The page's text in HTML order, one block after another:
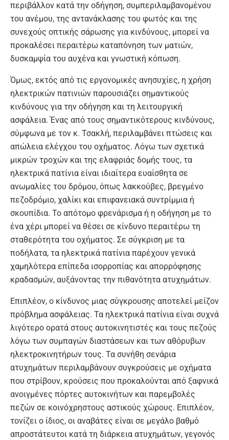
περιβάλλον κατά την οδήγηση, συμπεριλαμβανομένου
του ανέμου, της αντανάκλασης του φωτός και της
συνεχούς οπτικής σάρωσης για κινδύνους, μπορεί να
προκαλέσει περαιτέρω καταπόνηση των ματιών,
δυσκαμψία του αυχένα και γνωστική κόπωση.
Όμως, εκτός από τις εργονομικές ανησυχίες, η χρήση
ηλεκτρικών πατινιών παρουσιάζει σημαντικούς
κινδύνους για την οδήγηση και τη λειτουργική
ασφάλεια. Ένας από τους σημαντικότερους κινδύνους,
σύμφωνα με τον κ. Τσακλή, περιλαμβάνει πτώσεις και
απώλεια ελέγχου του οχήματος. Λόγω των σχετικά
μικρών τροχών και της ελαφριάς δομής τους, τα
ηλεκτρικά πατίνια είναι ιδιαίτερα ευαίσθητα σε
ανωμαλίες του δρόμου, όπως λακκούβες, βρεγμένο
πεζοδρόμιο, χαλίκι και επιφανειακά συντρίμμια ή
σκουπίδια. Το απότομο φρενάρισμα ή η οδήγηση με το
ένα χέρι μπορεί να θέσει σε κίνδυνο περαιτέρω τη
σταθερότητα του οχήματος. Σε σύγκριση με τα
ποδήλατα, τα ηλεκτρικά πατίνια παρέχουν γενικά
χαμηλότερα επίπεδα ισορροπίας και απορρόφησης
κραδασμών, αυξάνοντας την πιθανότητα ατυχημάτων.
Επιπλέον, ο κίνδυνος μιας σύγκρουσης αποτελεί μείζον
πρόβλημα ασφάλειας. Τα ηλεκτρικά πατίνια είναι συχνά
λιγότερο ορατά στους αυτοκινητιστές και τους πεζούς
λόγω των συμπαγών διαστάσεων και των αθόρυβων
ηλεκτροκινητήρων τους. Τα συνήθη σενάρια
ατυχημάτων περιλαμβάνουν συγκρούσεις με οχήματα
που στρίβουν, κρούσεις που προκαλούνται από ξαφνικά
ανοιγμένες πόρτες αυτοκινήτων και παρεμβολές
πεζών σε κοινόχρηστους αστικούς χώρους. Επιπλέον,
τονίζει ο ίδιος, οι αναβάτες είναι σε μεγάλο βαθμό
απροστάτευτοι κατά τη διάρκεια ατυχημάτων, γεγονός